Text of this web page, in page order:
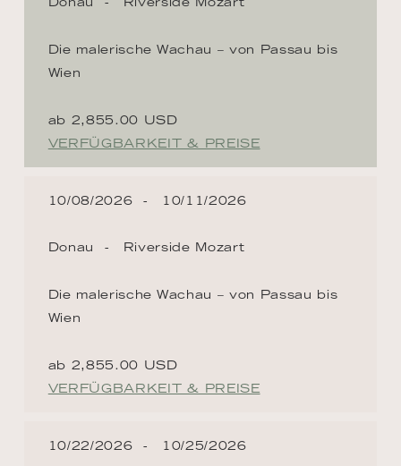
Die malerische Wachau – von Passau bis
Wien
ab 2,855.00 USD
VERFÜGBARKEIT & PREISE
10/08/2026 10/11/2026
Donau Riverside Mozart
Die malerische Wachau – von Passau bis
Wien
ab 2,855.00 USD
VERFÜGBARKEIT & PREISE
10/22/2026 10/25/2026